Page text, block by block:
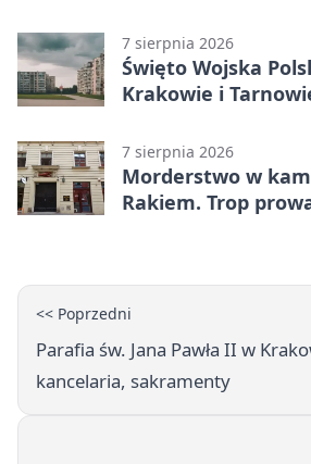
7 sierpnia 2026
Święto Wojska
Krakowie i
7 sierpnia 2026
Morderstwo w
Rakiem. Trop
<< Poprzedni
Parafia św. Jana Pawła II w
kancelaria, sakramenty